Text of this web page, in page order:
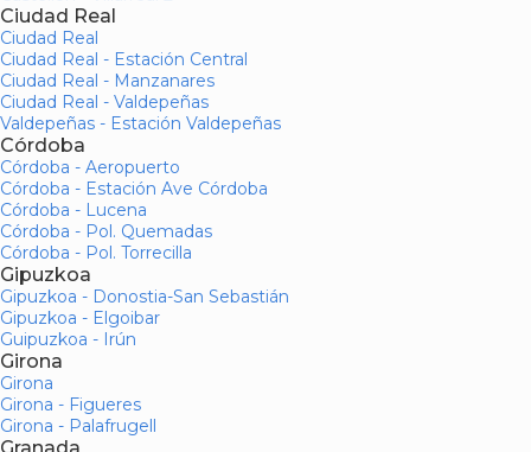
Ciudad Real
Ciudad Real
Ciudad Real - Estación Central
Ciudad Real - Manzanares
Ciudad Real - Valdepeñas
Valdepeñas - Estación Valdepeñas
Córdoba
Córdoba - Aeropuerto
Córdoba - Estación Ave Córdoba
Córdoba - Lucena
Córdoba - Pol. Quemadas
Córdoba - Pol. Torrecilla
Gipuzkoa
Gipuzkoa - Donostia-San Sebastián
Gipuzkoa - Elgoibar
Guipuzkoa - Irún
Girona
Girona
Girona - Figueres
Girona - Palafrugell